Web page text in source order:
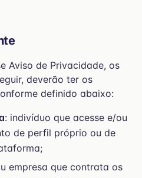
Aviso de Privacidade, os
deverão ter os
definido abaixo:
: indivíduo que acesse e/ou
de perfil próprio ou de
empresa que contrata os